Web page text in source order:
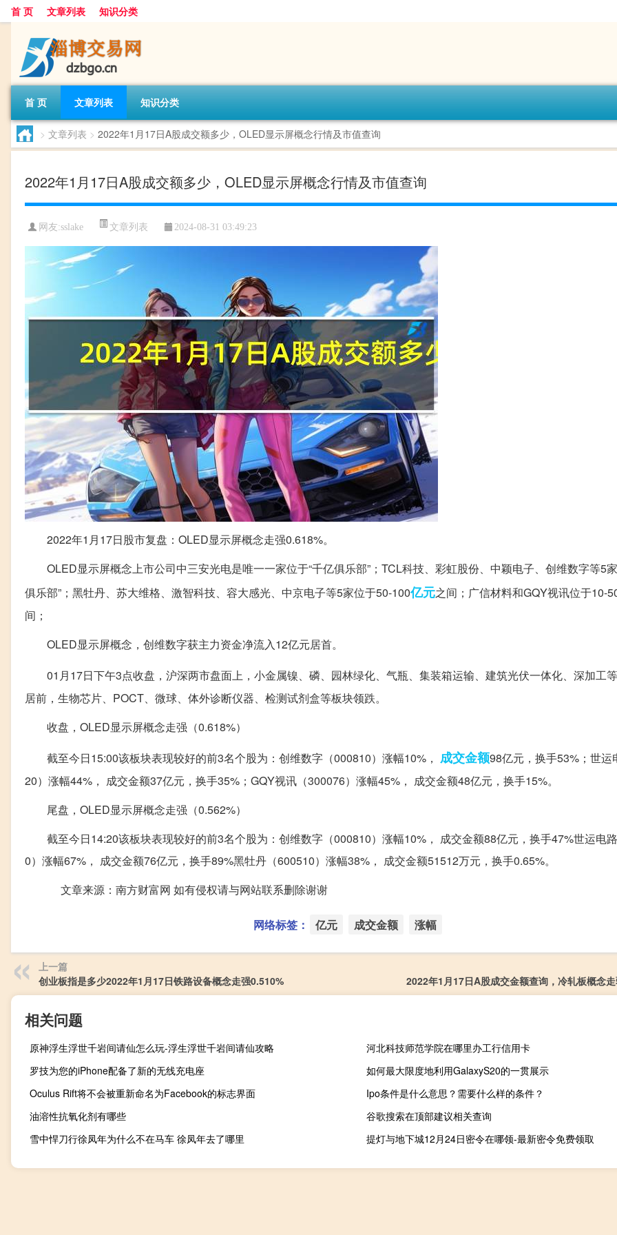
首 页 文章列表 知识分类
首 页 文章列表 知识分类
> 文章列表 > 2022年1月17日A股成交额多少，OLED显示屏概念行情及市值查询
2022年1月17日A股成交额多少，OLED显示屏概念行情及市值查询
网友:sslake 文章列表 2024-08-31 03:49:23
2022年1月17日股市复盘：OLED显示屏概念走强0.618%。
OLED显示屏概念上市公司中三安光电是唯一一家位于“千亿俱乐部”；TCL科技、彩虹股份、中颖电子、创维数字等5
俱乐部”；黑牡丹、苏大维格、激智科技、容大感光、中京电子等5家位于50-100亿元之间；广信材料和GQY视讯位于10-
间；
OLED显示屏概念，创维数字获主力资金净流入12亿元居首。
01月17日下午3点收盘，沪深两市盘面上，小金属镍、磷、园林绿化、气瓶、集装箱运输、建筑光伏一体化、深加工
居前，生物芯片、POCT、微球、体外诊断仪器、检测试剂盒等板块领跌。
收盘，OLED显示屏概念走强（0.618%）
截至今日15:00该板块表现较好的前3名个股为：创维数字（000810）涨幅10%， 成交金额98亿元，换手53%；世运
20）涨幅44%， 成交金额37亿元，换手35%；GQY视讯（300076）涨幅45%， 成交金额48亿元，换手15%。
尾盘，OLED显示屏概念走强（0.562%）
截至今日14:20该板块表现较好的前3名个股为：创维数字（000810）涨幅10%， 成交金额88亿元，换手47%世运电
0）涨幅67%， 成交金额76亿元，换手89%黑牡丹（600510）涨幅38%， 成交金额51512万元，换手0.65%。
文章来源：南方财富网 如有侵权请与网站联系删除谢谢
网络标签： 亿元 成交金额 涨幅
上一篇
创业板指是多少2022年1月17日铁路设备概念走强0.510%
2022年1月17日A股成交金额查询，冷轧板概念
相关问题
原神浮生浮世千岩间请仙怎么玩-浮生浮世千岩间请仙攻略
河北科技师范学院在哪里办工行信用卡
罗技为您的iPhone配备了新的无线充电座
如何最大限度地利用GalaxyS20的一贯展示
Oculus Rift将不会被重新命名为Facebook的标志界面
Ipo条件是什么意思？需要什么样的条件？
油溶性抗氧化剂有哪些
谷歌搜索在顶部建议相关查询
雪中悍刀行徐凤年为什么不在马车 徐凤年去了哪里
提灯与地下城12月24日密令在哪领-最新密令免费领取